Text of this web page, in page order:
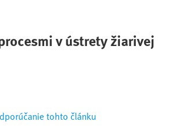
v ústrety žiarivej
tohto článku